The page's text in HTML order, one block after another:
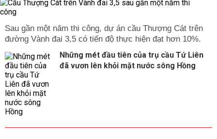
Sau gần một năm thi công, dự án cầu Thượng Cát trên
đường Vành đai 3,5 có tiến độ thực hiện đạt hơn 10%.
Những mét đầu tiên của trụ cầu Tứ Liên
đã vươn lên khỏi mặt nước sông Hồng